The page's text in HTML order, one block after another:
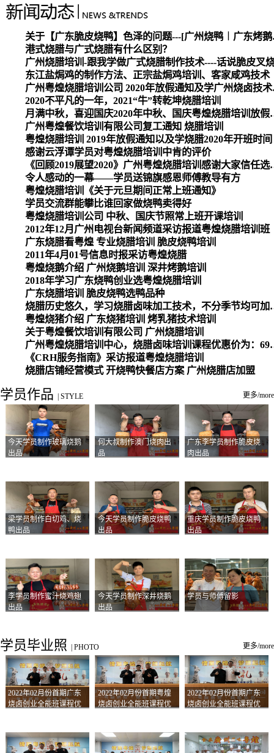
关于【广
港式烧腊与广式烧腊有什么区别？
广州烧腊培训-跟我学做广式烧腊制作技术----话说脆皮叉
东江盐焗鸡的制作方法、正宗盐焗鸡培训、客家咸鸡技术
广州粤煌
2020不平凡的一年，2021“牛”转乾坤烧腊培训
月满中秋，喜迎
广州粤煌餐饮培训有限公司复工通知 烧腊培训
粤煌烧腊培训 2019年放假通知以及学烧腊2020年开班时间
感谢云浮谭学员对粤煌烧腊培训中肯的评价
《回顾2019展望
令人感动的一幕——学员送锦旗感恩师傅教导有方
粤煌烧腊培训《关于元旦期间正常上班通知》
学员交流群能攀比谁回家做烧鸭卖得好
粤煌烧腊培训公司 中秋、国庆节照常上班开课培训
2012年12月广州电视台新闻频道采访报道粤煌烧腊培训班
广东烧腊看粤煌 专业烧腊培训 脆皮烧鸭培训
2011年4月01号信息时报采访粤煌烧腊
粤煌烧鹅介绍 广州烧鹅培训 深井烤鹅培训
2018年学习广东烧鸭创业选粤煌烧腊培训
广东烧腊培训 脆皮烧鸭选鸭品种
烧腊历史悠久，学习
粤煌烧猪介绍 广东烧猪培训 烤乳猪技术培训
关于粤煌餐饮培训有限公司 广州烧腊培训
广州粤煌烧腊培训中心，烧腊卤味培训课程优惠价为：6980元
《CRH服务指南》采访报道粤煌烧腊培训
烧腊店铺经营模式 开烧鸭快餐店方案 广州烧腊店加盟
学员作品 STYLE 更多/more
今天学员制作玻璃烧鹅
出品
何大叔制作澳门烧肉出
品
广东李学员制作脆皮烧
肉出品
梁学员制作白切鸡、烧
鸭出品
今天学员制作脆皮烧鸭
出品
重庆学员制作脆皮烧鸭
出品
李学员制作蜜汁烧鸡翅
出品
今天学员制作深井烧鹅
出品
学员与师傅留影
学员毕业照 PHOTO 更多/more
2022年02月份首期广东
烧卤创业全能班课程优
2022年02月份首期粤煌
烧卤创业全能班课程优
2022年02月份首期广东
烧卤创业全能班课程优